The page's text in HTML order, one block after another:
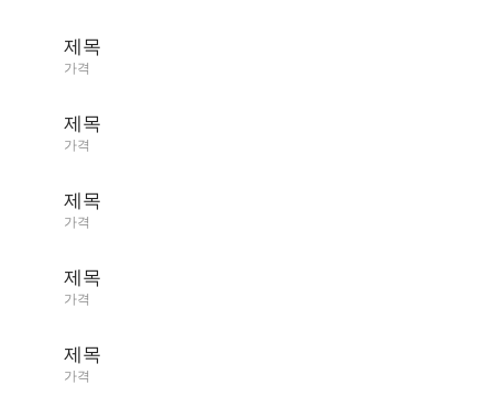
제목
가격
제목
가격
제목
가격
제목
가격
제목
가격